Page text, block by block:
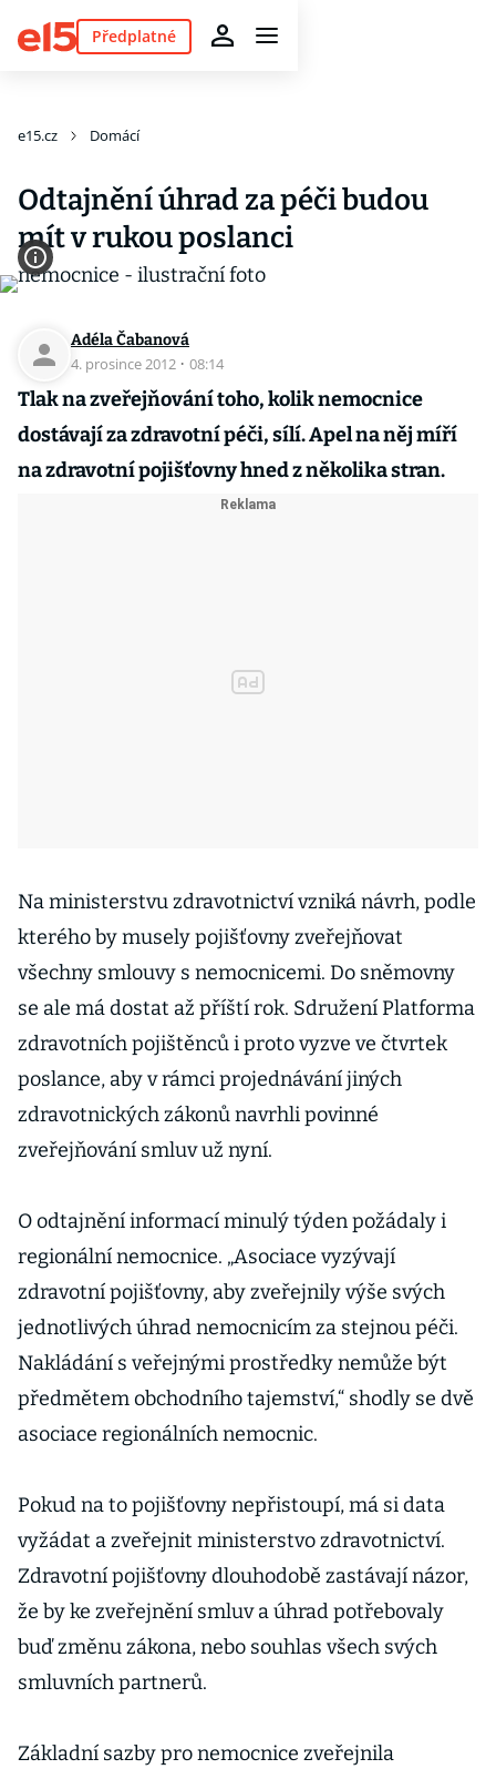
Předplatné
e15.cz Domácí
Odtajnění úhrad za péči budou
mít v rukou poslanci
Adéla Čabanová
4. prosince 2012 · 08:14
Tlak na zveřejňování toho, kolik nemocnice
dostávají za zdravotní péči, sílí. Apel na něj míří
na zdravotní pojišťovny hned z několika stran.
Na ministerstvu zdravotnictví vzniká návrh, podle
kterého by musely pojišťovny zveřejňovat
všechny smlouvy s nemocnicemi. Do sněmovny
se ale má dostat až příští rok. Sdružení Platforma
zdravotních pojištěnců i proto vyzve ve čtvrtek
poslance, aby v rámci projednávání jiných
zdravotnických zákonů navrhli povinné
zveřejňování smluv už nyní.
O odtajnění informací minulý týden požádaly i
regionální nemocnice. „Asociace vyzývají
zdravotní pojišťovny, aby zveřejnily výše svých
jednotlivých úhrad nemocnicím za stejnou péči.
Nakládání s veřejnými prostředky nemůže být
předmětem obchodního tajemství,“ shodly se dvě
asociace regionálních nemocnic.
Pokud na to pojišťovny nepřistoupí, má si data
vyžádat a zveřejnit ministerstvo zdravotnictví.
Zdravotní pojišťovny dlouhodobě zastávají názor,
že by ke zveřejnění smluv a úhrad potřebovaly
buď změnu zákona, nebo souhlas všech svých
smluvních partnerů.
Základní sazby pro nemocnice zveřejnila